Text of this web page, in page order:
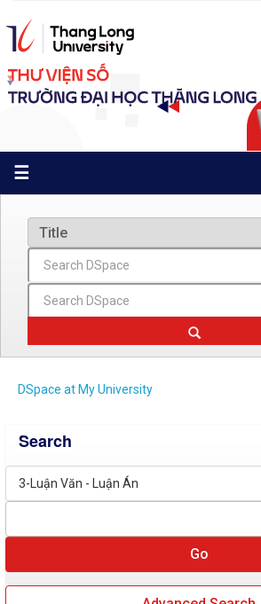
navigation
☰
DSpace at My University
Search